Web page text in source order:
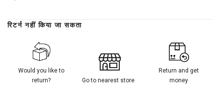
रिटर्न नहीं किया जा सकता
Would you like to
return?
Go to nearest store
Return and get
money